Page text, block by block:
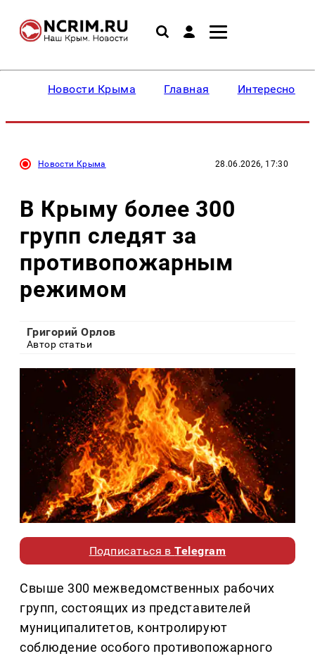
Новости Крыма Главная Интересное
Новости Крыма 28.06.2026, 17:30
В Крыму более 300
групп следят за
противопожарным
режимом
Григорий Орлов
Автор статьи
Подписаться вTelegram
Свыше 300 межведомственных рабочих
групп, состоящих из представителей
муниципалитетов, контролируют
соблюдение особого противопожарного